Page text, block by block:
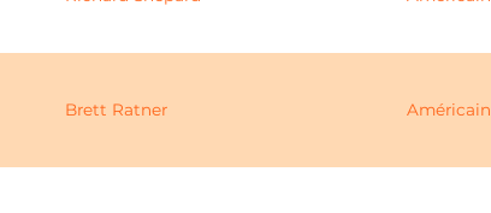
Brett Ratner Américain